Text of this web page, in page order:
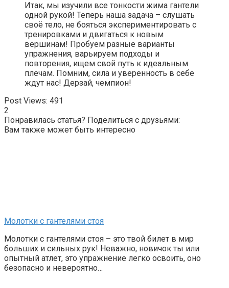
Итак, мы изучили все тонкости жима гантели
одной рукой! Теперь наша задача – слушать
своё тело, не бояться экспериментировать с
тренировками и двигаться к новым
вершинам! Пробуем разные варианты
упражнения, варьируем подходы и
повторения, ищем свой путь к идеальным
плечам. Помним, сила и уверенность в себе
ждут нас! Дерзай, чемпион!
Post Views: 491
2
Понравилась статья? Поделиться с друзьями:
Вам также может быть интересно
Молотки с гантелями стоя
Молотки с гантелями стоя – это твой билет в мир
больших и сильных рук! Неважно, новичок ты или
опытный атлет, это упражнение легко освоить, оно
безопасно и невероятно…